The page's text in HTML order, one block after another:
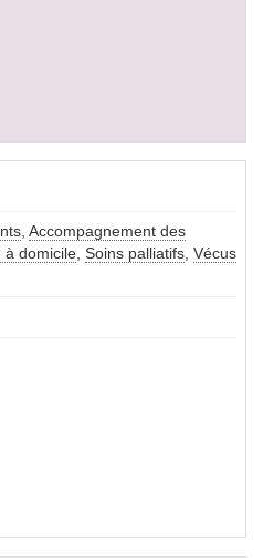
Accompagnement des
à domicile Soins palliatifs Vécus